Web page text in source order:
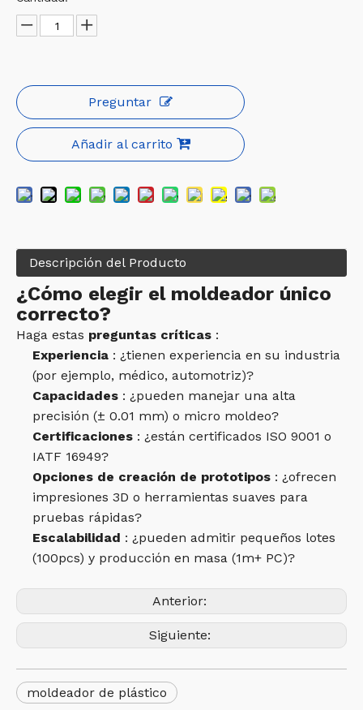
Preguntar
Añadir al carrito
Descripción del Producto
¿Cómo elegir el moldeador único
correcto?
Haga estas preguntas críticas :
Experiencia : ¿tienen experiencia en su industria
(por ejemplo, médico, automotriz)?
Capacidades : ¿pueden manejar una alta
precisión (± 0.01 mm) o micro moldeo?
Certificaciones : ¿están certificados ISO 9001 o
IATF 16949?
Opciones de creación de prototipos : ¿ofrecen
impresiones 3D o herramientas suaves para
pruebas rápidas?
Escalabilidad : ¿pueden admitir pequeños lotes
(100pcs) y producción en masa (1m+ PC)?
Anterior:
Siguiente:
moldeador de plástico